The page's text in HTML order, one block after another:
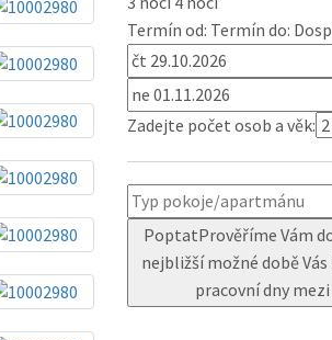
Termín od: Termín do:
Zadejte počet osob a věk:
PoptatPrověříme Vám
nejbližší možné době
pracovní dny mezi